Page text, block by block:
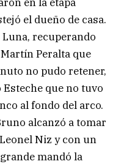
el dueño de casa.
Luna, recuperando
Peralta que
no pudo retener,
que no tuvo
al fondo del arco.
alcanzó a tomar
Niz y con un
mandó la